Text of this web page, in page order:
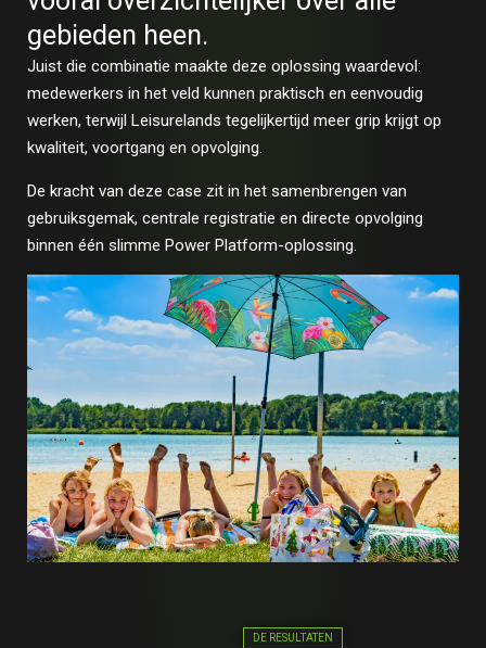
gebieden heen.
Juist die combinatie maakte deze oplossing waardevol:
medewerkers in het veld kunnen praktisch en eenvoudig
werken, terwijl Leisurelands tegelijkertijd meer grip krijgt op
kwaliteit, voortgang en opvolging.
De kracht van deze case zit in het samenbrengen van
gebruiksgemak, centrale registratie en directe opvolging
binnen één slimme Power Platform-oplossing.
DE RESULTATEN